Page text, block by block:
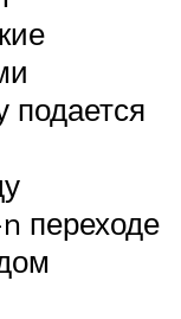
подается
переходе